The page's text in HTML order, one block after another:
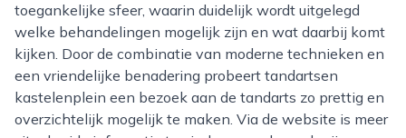
toegankelijke sfeer, waarin duidelijk wordt uitgelegd
welke behandelingen mogelijk zijn en wat daarbij komt
kijken. Door de combinatie van moderne technieken en
een vriendelijke benadering probeert tandartsen
kastelenplein een bezoek aan de tandarts zo prettig en
overzichtelijk mogelijk te maken. Via de website is meer